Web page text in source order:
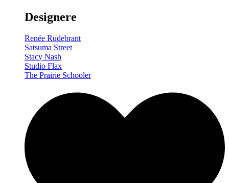
Designere
Renée Rudebrant
Satsuma Street
Stacy Nash
Studio Flax
The Prairie Schooler